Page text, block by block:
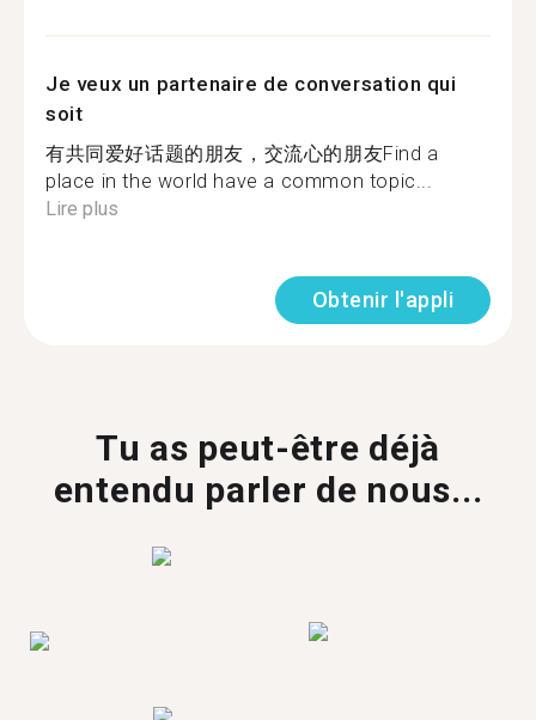
Je veux un partenaire de conversation qui
soit
有共同爱好话题的朋友，交流心的朋友Find a
place in the world have a common topic...
Lire plus
Obtenir l'appli
Tu as peut-être déjà
entendu parler de nous...